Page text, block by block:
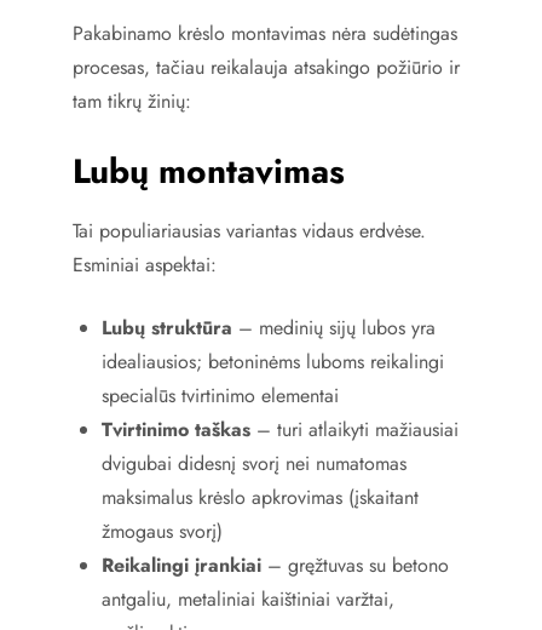
Pakabinamo krėslo montavimas nėra sudėtingas
procesas, tačiau reikalauja atsakingo požiūrio ir
tam tikrų žinių:
Lubų montavimas
Tai populiariausias variantas vidaus erdvėse.
Esminiai aspektai:
Lubų struktūra – medinių sijų lubos yra
idealiausios; betoninėms luboms reikalingi
specialūs tvirtinimo elementai
Tvirtinimo taškas – turi atlaikyti mažiausiai
dvigubai didesnį svorį nei numatomas
maksimalus krėslo apkrovimas (įskaitant
žmogaus svorį)
Reikalingi įrankiai – gręžtuvas su betono
antgaliu, metaliniai kaištiniai varžtai,